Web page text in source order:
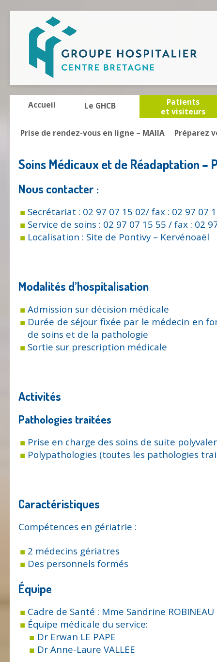
Accueil Le GHCB
Patients
et visiteurs
Prise de rendez-vous en ligne – MAIIA
Préparez
Soins Médicaux et de Réadaptation –
Nous contacter :
Secrétariat : 02 97 07 15 02/ fax : 02 97 07
Service de soins : 02 97 07 15 55 / fax : 02
Localisation : Site de Pontivy – Kervénoaël
Modalités d’hospitalisation
Admission sur décision médicale
Durée de séjour fixée par le médecin en
de soins et de la pathologie
Sortie sur prescription médicale
Activités
Pathologies traitées
Prise en charge des soins de suite
Polypathologies (toutes les pathologies
Caractéristiques
Compétences en gériatrie :
2 médecins gériatres
Des personnels formés
Équipe
Cadre de Santé : Mme Sandrine ROBINEAU
Équipe médicale du service:
Dr Erwan LE PAPE
Dr Anne-Laure VALLEE